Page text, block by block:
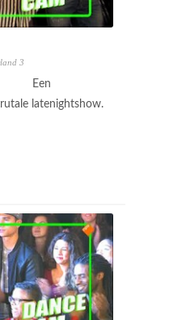
3
Een
latenightshow.